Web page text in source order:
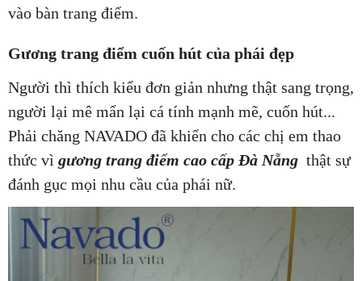
vào bàn trang điểm.
Gương trang điểm cuốn hút của phái đẹp
Người thì thích kiểu đơn giản nhưng thật sang trọng,
người lại mê mẩn lại cá tính mạnh mẽ, cuốn hút...
Phải chăng NAVADO đã khiến cho các chị em thao
thức vì gương trang điểm cao cấp Đà Nẵng thật sự
đánh gục mọi nhu cầu của phái nữ.